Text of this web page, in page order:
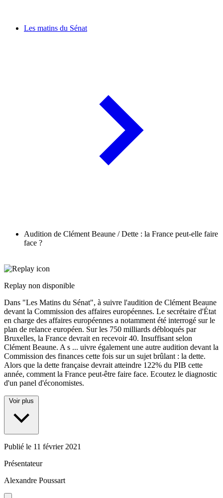
Les matins du Sénat
Audition de Clément Beaune / Dette : la France peut-elle faire
face ?
Replay non disponible
Dans "Les Matins du Sénat", à suivre l'audition de Clément Beaune
devant la Commission des affaires européennes. Le secrétaire d'État
en charge des affaires européennes a notamment été interrogé sur le
plan de relance européen. Sur les 750 milliards débloqués par
Bruxelles, la France devrait en recevoir 40. Insuffisant selon
Clément Beaune. A s ... uivre également une autre audition devant la
Commission des finances cette fois sur un sujet brûlant : la dette.
Alors que la dette française devrait atteindre 122% du PIB cette
année, comment la France peut-être faire face. Ecoutez le diagnostic
d'un panel d'économistes.
Voir plus
Publié le 11 février 2021
Présentateur
Alexandre Poussart